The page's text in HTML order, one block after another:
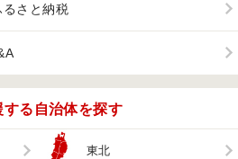
さと納税
する自治体を探す
東北